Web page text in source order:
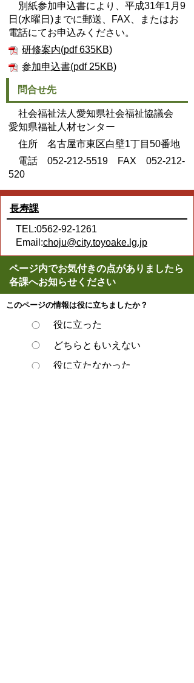
別紙参加申込書により、平成31年1月9
日(水曜日)までに郵送、FAX、またはお
電話にてお申込みください。
研修案内(pdf 635KB)
参加申込書(pdf 25KB)
問合せ先
社会福祉法人愛知県社会福祉協議会
愛知県福祉人材センター
住所 名古屋市東区白壁1丁目50番地
電話 052-212-5519 FAX 052-212-
520
長寿課
TEL:0562-92-1261
Email:choju@city.toyoake.lg.jp
ページ内でお気付きの点がありましたら
各課へお知らせください
このページの情報は役に立ちましたか？
役に立った
どちらともいえない
役に立たなかった